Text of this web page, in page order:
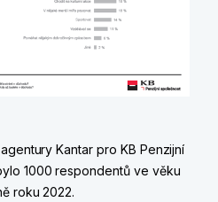
Kantar pro KB Penzijní
1000 respondentů ve věku
roku 2022.